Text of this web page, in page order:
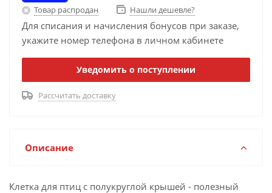
Товар распродан Нашли дешевле?
Для списания и начисления бонусов при заказе,
укажите номер телефона в личном кабинете
Уведомить о поступлении
Рассчитать доставку
Описание
Клетка для птиц с полукруглой крышей - полезный